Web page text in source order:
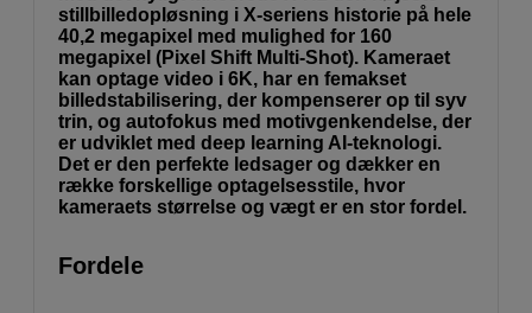
stillbilledopløsning i X-seriens historie på hele
40,2 megapixel med mulighed for 160
megapixel (Pixel Shift Multi-Shot). Kameraet
kan optage video i 6K, har en femakset
billedstabilisering, der kompenserer op til syv
trin, og autofokus med motivgenkendelse, der
er udviklet med deep learning AI-teknologi.
Det er den perfekte ledsager og dækker en
række forskellige optagelsesstile, hvor
kameraets størrelse og vægt er en stor fordel.
Fordele